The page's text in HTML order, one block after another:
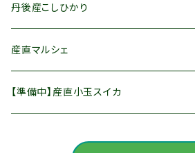
竹製品
茶道具その他
丹後産こしひかり
産直マルシェ
富有柿
【準備中】産直小玉スイカ